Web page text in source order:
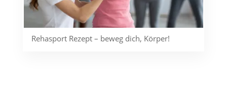
Rehasport Rezept – beweg dich, Körper!